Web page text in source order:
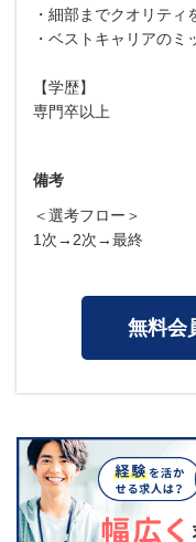
・細部までクオリテ
・ベストキャリアの
【学歴】
専門卒以上
備考
＜選考フロー＞
1次→2次→最終
無料会